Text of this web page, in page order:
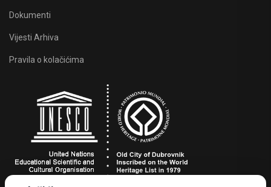
Dokumenti
Vijesti Arhiva
Pravila o kolačićima